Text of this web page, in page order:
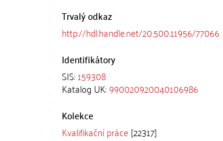
Trvalý odkaz
http://hdl.handle.net/20.500.11956/77066
Identifikátory
SIS:159308
Katalog UK:990020920040106986
Kolekce
Kvalifikační práce [22317]